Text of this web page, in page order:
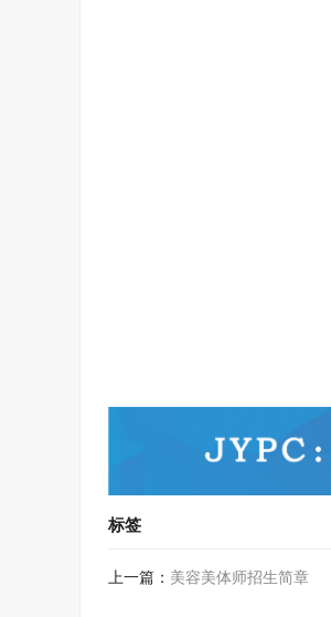
标签
上一篇： 美容美体师招生简章